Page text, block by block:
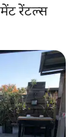
रेंटल्स